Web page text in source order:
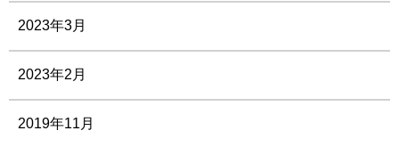
2023年3月
2023年2月
2019年11月